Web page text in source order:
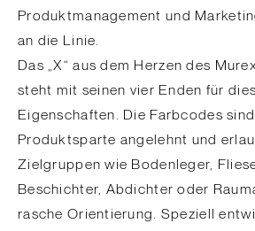
Produktmanagement und
an die Linie.
Das „X“ aus dem Herzen des
steht mit seinen vier Enden für
Eigenschaften. Die Farbcodes
Produktsparte angelehnt und
Zielgruppen wie Bodenleger,
Beschichter, Abdichter oder
rasche Orientierung. Speziell